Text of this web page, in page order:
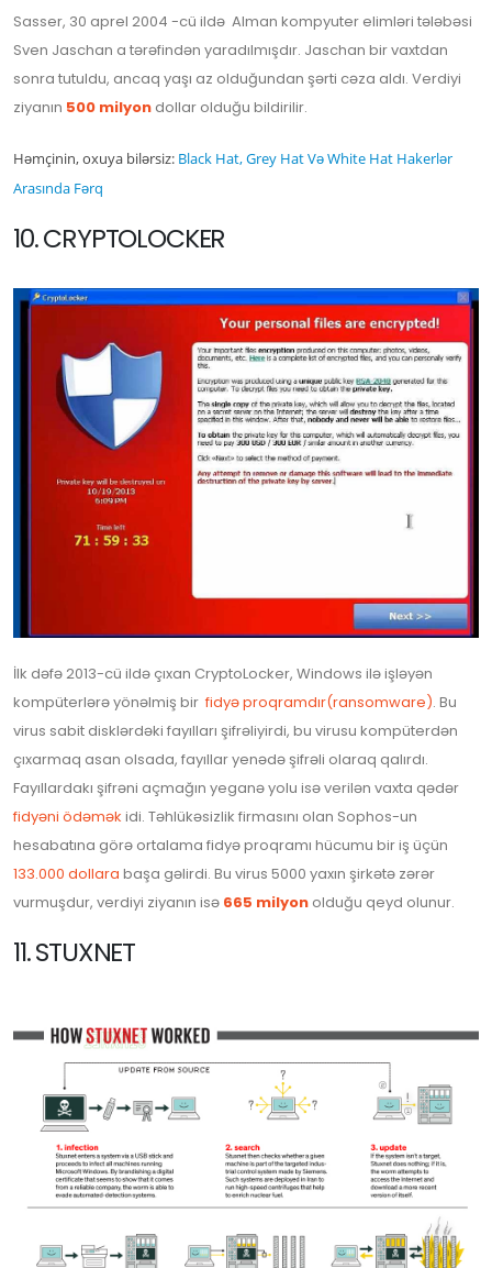
Sasser, 30 aprel 2004 -cü ildə Alman kompyuter elimləri tələbəsi
Sven Jaschan a tərəfindən yaradılmışdır. Jaschan bir vaxtdan
sonra tutuldu, ancaq yaşı az olduğundan şərti cəza aldı. Verdiyi
ziyanın 500 milyon dollar olduğu bildirilir.
Həmçinin, oxuya bilərsiz: Black Hat, Grey Hat Və White Hat Hakerlər
Arasında Fərq
10. CRYPTOLOCKER
İlk dəfə 2013-cü ildə çıxan CryptoLocker, Windows ilə işləyən
kompüterlərə yönəlmiş birfidyə proqramdır(ransomware). Bu
virus sabit disklərdəki fayılları şifrəliyirdi, bu virusu kompüterdən
çıxarmaq asan olsada, fayıllar yenədə şifrəli olaraq qalırdı.
Fayıllardakı şifrəni açmağın yeganə yolu isə verilən vaxta qədər
fidyəni ödəmək idi. Təhlükəsizlik firmasını olan Sophos-un
hesabatına görə ortalama fidyə proqramı hücumu bir iş üçün
133.000 dollara başa gəlirdi. Bu virus 5000 yaxın şirkətə zərər
vurmuşdur, verdiyi ziyanın isə 665 milyon olduğu qeyd olunur.
11. STUXNET